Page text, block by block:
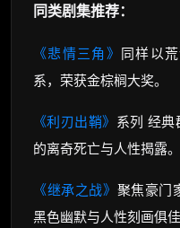
同类剧集推荐：
《悲情三角》 同样以
系，荣获金棕榈大奖。
《利刃出鞘》 系列 经典
的离奇死亡与人性揭露。
《继承之战》 聚焦豪门
黑色幽默与人性刻画俱佳